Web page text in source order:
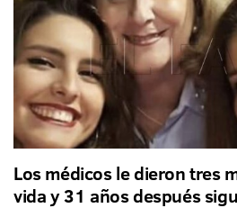
Los médicos le dieron tres
vida y 31 años después